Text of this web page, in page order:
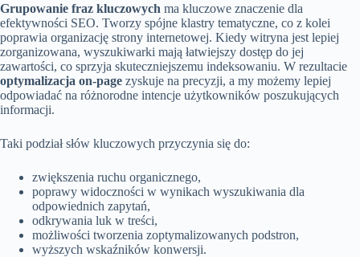
Grupowanie fraz kluczowych ma kluczowe znaczenie dla
efektywności SEO. Tworzy spójne klastry tematyczne, co z kolei
poprawia organizację strony internetowej. Kiedy witryna jest lepiej
zorganizowana, wyszukiwarki mają łatwiejszy dostęp do jej
zawartości, co sprzyja skuteczniejszemu indeksowaniu. W rezultacie
optymalizacja on-page zyskuje na precyzji, a my możemy lepiej
odpowiadać na różnorodne intencje użytkowników poszukujących
informacji.
Taki podział słów kluczowych przyczynia się do:
zwiększenia ruchu organicznego,
poprawy widoczności w wynikach wyszukiwania dla
odpowiednich zapytań,
odkrywania luk w treści,
możliwości tworzenia zoptymalizowanych podstron,
wyższych wskaźników konwersji.